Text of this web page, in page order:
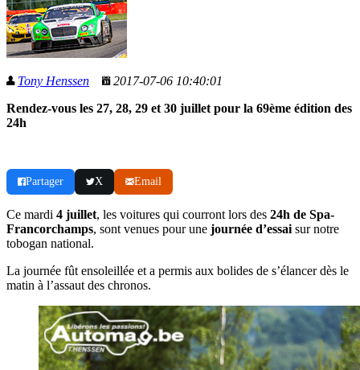
Tony Henssen
2017-07-06 10:40:01
Rendez-vous les 27, 28, 29 et 30 juillet pour la 69ème édition des
24h
Partager X Email
Ce mardi 4 juillet, les voitures qui courront lors des 24h de Spa-
Francorchamps, sont venues pour une journée d’essaisur notre
tobogan national.
La journée fût ensoleillée et a permis aux bolides de s’élancer dès le
matin à l’assaut des chronos.